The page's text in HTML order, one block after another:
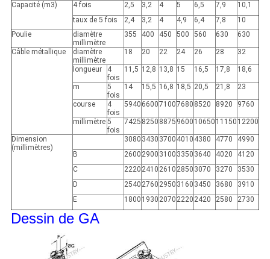
Capacité (m3)
4 fois 2,5 3,2 4 5 6,5 7,9
10,1
taux de 5 fois
2,4 3,2 4 4,9 6,4 7,8
10
Poulie
diamètre
millimètre
355 400 450 500 560 630 630
Câble métallique
diamètre
millimètre
18 20 22 24 26 28 32
longueur
4
fois
11,5 12,8 13,8 15 16,5 17,8 18,6
m
5
fois
14 15,5 16,8 18,5 20,5 21,8 23
course
4
fois
5940 660071007680 8520 8920 9760
millimètre 5
fois
7425 8250 8875 9600 10650 11150 12200
Dimension
(millimètres)
3080 3430 3700 4010 4380 4770
4990
B
2600 2900 3100 3350 3640 4020
4120
C
2220 2410 2610 2850 3070 3270
3530
D
2540 2760 2950 3160 3450 3680
3910
E
1800 1930 2070 2220 2420 2580 2730
Dessin de GA